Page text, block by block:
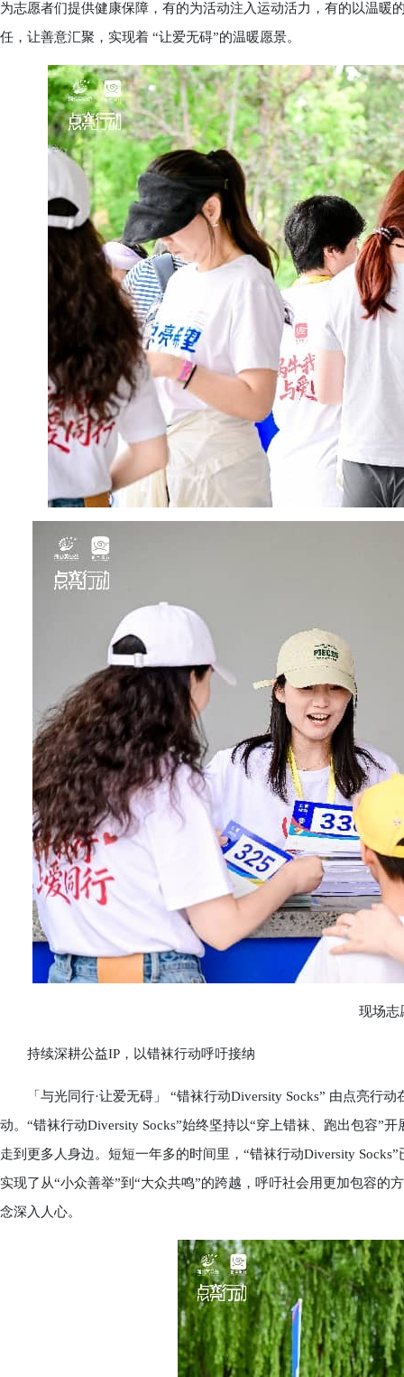
为志愿者们提供健康保障，有的为活动注入运动活力，有的以温暖
任，让善意汇聚，实现着 “让爱无碍”的温暖愿景。
现场志
持续深耕公益IP，以错袜行动呼吁接纳
「与光同行·让爱无碍」 “错袜行动Diversity Socks” 由点亮行动
动。“错袜行动Diversity Socks”始终坚持以“穿上错袜、跑出包容”
走到更多人身边。短短一年多的时间里，“错袜行动Diversity
实现了从“小众善举”到“大众共鸣”的跨越，呼吁社会用更加包容的
念深入人心。